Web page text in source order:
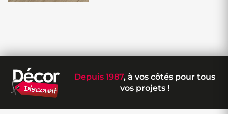
Depuis 1987, à vos côtés pour tous
vos projets !